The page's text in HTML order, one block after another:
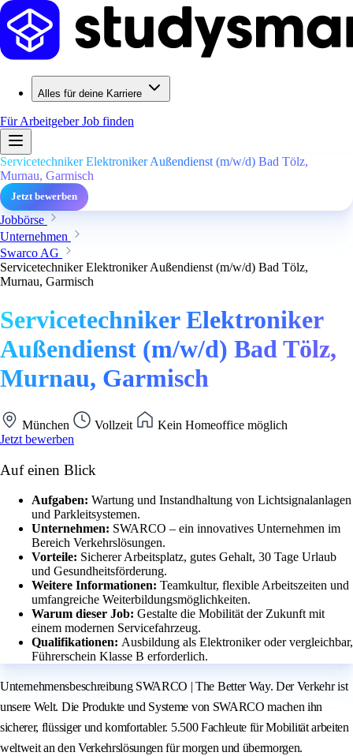
Alles für deine Karriere
Für ArbeitgeberJob finden
Servicetechniker Elektroniker Außendienst (m/w/d) Bad Tölz,
Murnau, Garmisch
Jetzt bewerben
Jobbörse
Unternehmen
Swarco AG
Servicetechniker Elektroniker Außendienst (m/w/d) Bad Tölz,
Murnau, Garmisch
Servicetechniker Elektroniker
Außendienst (m/w/d) Bad Tölz,
Murnau, Garmisch
München Vollzeit
Kein Homeoffice möglich
Jetzt bewerben
Auf einen Blick
Aufgaben: Wartung und Instandhaltung von Lichtsignalanlagen
und Parkleitsystemen.
Unternehmen: SWARCO – ein innovatives Unternehmen im
Bereich Verkehrslösungen.
Vorteile: Sicherer Arbeitsplatz, gutes Gehalt, 30 Tage Urlaub
und Gesundheitsförderung.
Weitere Informationen: Teamkultur, flexible Arbeitszeiten und
umfangreiche Weiterbildungsmöglichkeiten.
Warum dieser Job: Gestalte die Mobilität der Zukunft mit
einem modernen Servicefahrzeug.
Qualifikationen: Ausbildung als Elektroniker oder vergleichbar,
Führerschein Klasse B erforderlich.
Unternehmensbeschreibung SWARCO | The Better Way. Der Verkehr ist
unsere Welt. Die Produkte und Systeme von SWARCO machen ihn
sicherer, flüssiger und komfortabler. 5.500 Fachleute für Mobilität arbeiten
weltweit an den Verkehrslösungen für morgen und übermorgen.